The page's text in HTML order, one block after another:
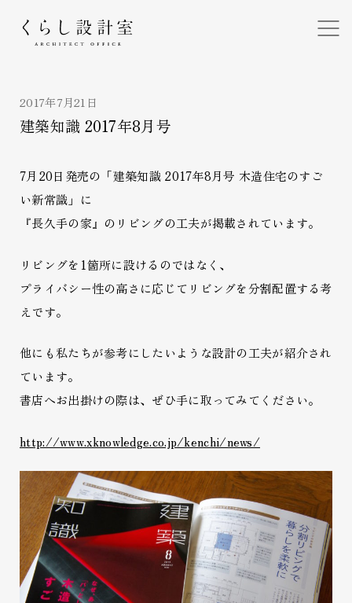
2017年7月21日
建築知識 2017年8月号
7月20日発売の「建築知識 2017年8月号 木造住宅のすご
い新常識」に
『長久手の家』のリビングの工夫が掲載されています。
リビングを1箇所に設けるのではなく、
プライバシー性の高さに応じてリビングを分割配置する考
えです。
他にも私たちが参考にしたいような設計の工夫が紹介され
ています。
書店へお出掛けの際は、ぜひ手に取ってみてください。
http://www.xknowledge.co.jp/kenchi/news/